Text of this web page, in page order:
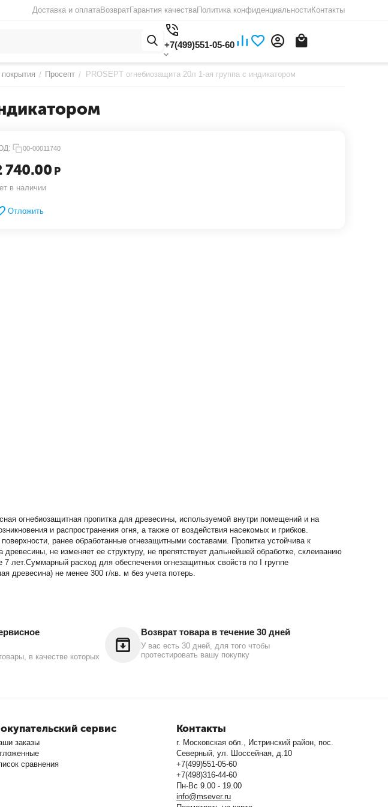
Доставка и оплатаВозвратГарантия качестваПолитика конфиденциальностиКонтакты
+7(499)551-05-60
/ Просепт / PROSEPT огнебиозащита 20л 1-ая группа с индикатором
00-00011740
740.00 Р
в наличии
Отложить
огнебиозащитная пропитка для древесины, используемой внутри помещений и на
и распространения огня, а также от воздействия насекомых и грибков.
ранее обработанные огнезащитными составами. Пропитка устойчива к
не изменяет ее структуру, не препятствует дальнейшей обработке, склеиванию
лет.Суммарный расход для обеспечения огнезащитных свойств по I группе
древесина) не менее 300 г/кв. м без учета потерь.
в качестве которых
Возврат товара в течение 30 дней
У вас есть 30 дней, для того чтобы
протестировать вашу покупку
сервис
заказы
сравнения
Контакты
г. Московская обл., Истринский район, пос.
Северный, ул. Шоссейная, д.10
+7(499)551-05-60
+7(498)316-44-60
Пн-Вс 9.00 - 19.00
info@msever.ru